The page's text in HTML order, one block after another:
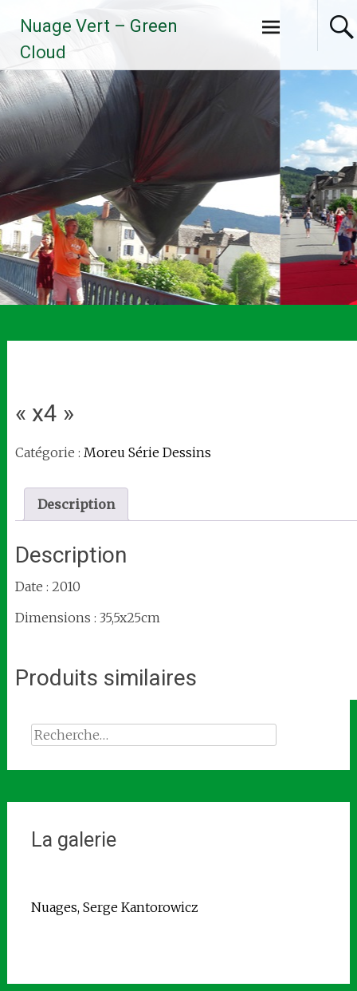
contenu
principal
Nuage Vert – Green
Cloud
« x4 »
Catégorie : Moreu Série Dessins
Description
Description
Date : 2010
Dimensions : 35,5x25cm
Produits similaires
Rechercher :
La galerie
Nuages, Serge Kantorowicz